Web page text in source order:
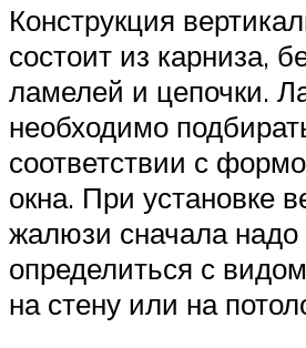
Конструкция
состоит из карниза,
ламелей и цепочки.
необходимо
соответствии с
окна. При установке
жалюзи сначала надо
определиться с
на стену или на